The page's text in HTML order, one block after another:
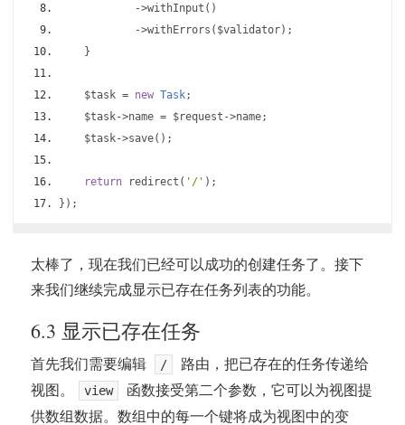
->withInput ()
->withErrors ( $validator);
}
    $task
= new Task;
    $task
->name = $request ->name;
    $task
->save();
return redirect ( '/' );
});
太棒了，现在我们已经可以成功的创建任务了。接下
来我们继续完成显示已存在任务列表的功能。
6.3 显示已存在任务
首先我们需要编辑 /
路由，把已存在的任务传递给
视图。
view
函数接受第二个参数，它可以为视图提
供数组数据。数组中的每一个键将成为视图中的变